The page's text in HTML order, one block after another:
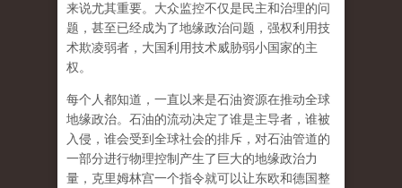
来说尤其重要。大众监控不仅是民主和治理的问
题，甚至已经成为了地缘政治问题，强权利用技
术欺凌弱者，大国利用技术威胁弱小国家的主
权。
每个人都知道，一直以来是石油资源在推动全球
地缘政治。石油的流动决定了谁是主导者，谁被
入侵，谁会受到全球社会的排斥，对石油管道的
一部分进行物理控制产生了巨大的地缘政治力
量，克里姆林宫一个指令就可以让东欧和德国整